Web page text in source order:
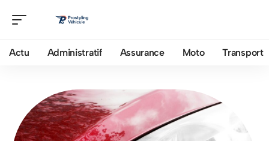
Actu Administratif Assurance Moto Transport